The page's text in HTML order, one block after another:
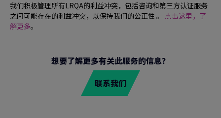
我们积极管理所有LRQA的利益冲突，包括咨询和第三方认证服务
之间可能存在的利益冲突，以保持我们的公正性 。 点击这里，了
解更多。
想要了解更多有关此服务的信息？
联系我们